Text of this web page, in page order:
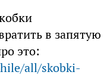
в запятую
это:
all/skobki-